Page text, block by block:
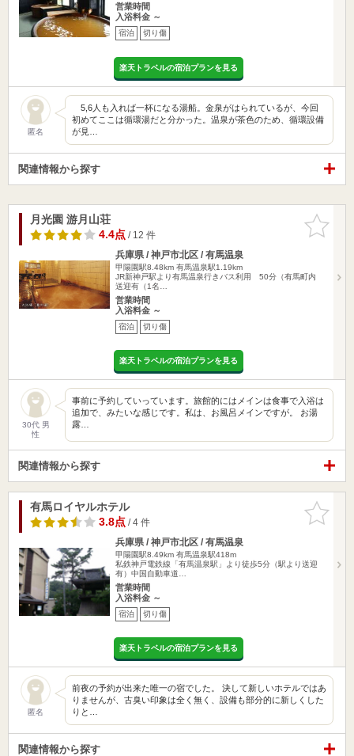
営業時間
入浴料金 ～
宿泊 切り傷
楽天トラベルの宿泊プランを見る
匿名
5,6人も入れば一杯になる湯船。金泉がはられているが、今回
初めてここは循環湯だと分かった。温泉が茶色のため、循環設備
が見…
関連情報から探す
お気に入
りに追加
月光園 游月山荘
4.4点/ 12 件
兵庫県 / 神戸市北区 / 有馬温泉
甲陽園駅8.48km 有馬温泉駅1.19km
JR新神戸駅より有馬温泉行きバス利用 50分（有馬町内
送迎有（1名…
営業時間
入浴料金 ～
宿泊 切り傷
楽天トラベルの宿泊プランを見る
30代 男
性
事前に予約していっています。旅館的にはメインは食事で入浴は
追加で、みたいな感じです。私は、お風呂メインですが。 お湯
露…
関連情報から探す
お気に入
りに追加
有馬ロイヤルホテル
3.8点/ 4 件
兵庫県 / 神戸市北区 / 有馬温泉
甲陽園駅8.49km 有馬温泉駅418m
私鉄神戸電鉄線「有馬温泉駅」より徒歩5分（駅より送迎
有）中国自動車道…
営業時間
入浴料金 ～
宿泊 切り傷
楽天トラベルの宿泊プランを見る
匿名
前夜の予約が出来た唯一の宿でした。 決して新しいホテルではあ
りませんが、古臭い印象は全く無く、設備も部分的に新しくした
りと…
関連情報から探す